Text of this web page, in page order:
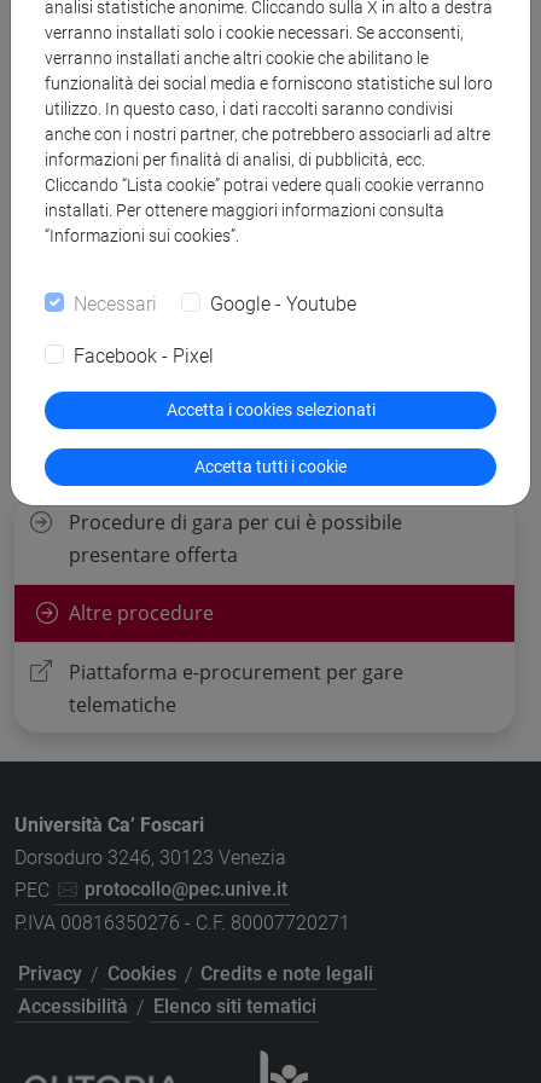
bando
Decreto autorizzazione 7 lotti def.pdf
copertina.pdf
Procedure di gara per cui è possibile
presentare offerta
Altre procedure
Piattaforma e-procurement per gare
telematiche
Università Ca’ Foscari
Dorsoduro 3246, 30123 Venezia
PEC
protocollo@pec.unive.it
P.IVA 00816350276 - C.F. 80007720271
Privacy / Cookies / Credits e note legali
Accessibilità / Elenco siti tematici
analisi statistiche anonime. Cliccando sulla X in alto a destra
verranno installati solo i cookie necessari. Se acconsenti,
verranno installati anche altri cookie che abilitano le
funzionalità dei social media e forniscono statistiche sul loro
utilizzo. In questo caso, i dati raccolti saranno condivisi
anche con i nostri partner, che potrebbero associarli ad altre
informazioni per finalità di analisi, di pubblicità, ecc.
Cliccando “Lista cookie” potrai vedere quali cookie verranno
installati. Per ottenere maggiori informazioni consulta
“Informazioni sui cookies”.
Necessari Google - Youtube
Facebook - Pixel
Accetta i cookies selezionati
Accetta tutti i cookie